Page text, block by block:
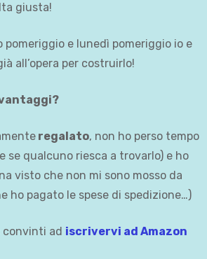
giusta!
e lunedì pomeriggio io e
all’opera per costruirlo!
regalato, non ho perso tempo
se qualcuno riesca a trovarlo) e ho
visto che non mi sono mosso da
ho pagato le spese di spedizione…)
convinti ad iscrivervi ad Amazon